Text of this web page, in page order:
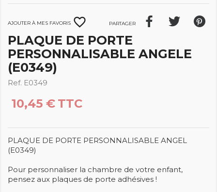
Ajouter à mes favoris favorite_border Partager
PLAQUE DE PORTE
PERSONNALISABLE ANGELE
(E0349)
Ref. E0349
10,45 € TTC
PLAQUE DE PORTE PERSONNALISABLE ANGEL
(E0349)
Pour personnaliser la chambre de votre enfant,
pensez aux plaques de porte adhésives !